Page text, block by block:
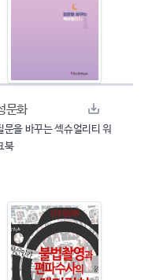
문화
문을 바꾸는 섹슈얼리티 워
북